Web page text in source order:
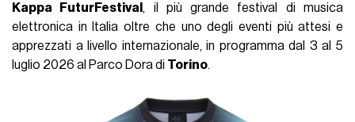
Kappa FuturFestival , il più grande festival di musica
elettronica in Italia oltre che uno degli eventi più attesi e
apprezzati a livello internazionale, in programma dal 3 al 5
luglio 2026 al Parco Dora di Torino.